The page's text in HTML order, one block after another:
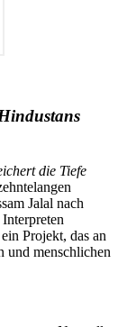
die Tiefe
Jalal nach
Projekt, das an
und menschlichen